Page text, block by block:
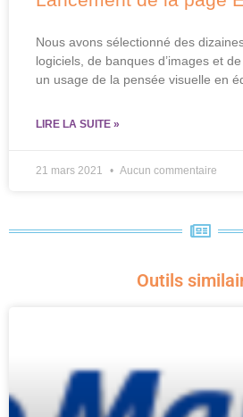
Nous avons sélectionné des
logiciels, de banques d’images et
un usage de la pensée visuelle en
LIRE LA SUITE »
21 mars 2021 Aucun commentaire
Outils